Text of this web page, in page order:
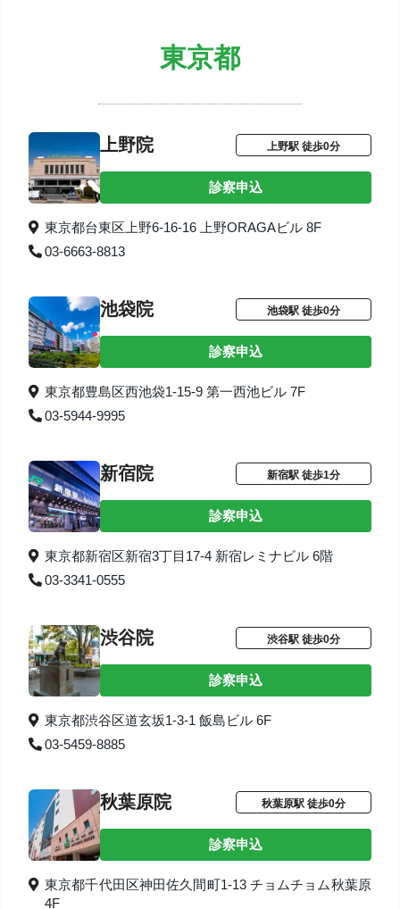
東京都
上野院 上野駅 徒歩0分
診察申込
東京都台東区上野6-16-16 上野ORAGAビル 8F
03-6663-8813
池袋院 池袋駅 徒歩0分
診察申込
東京都豊島区西池袋1-15-9 第一西池ビル 7F
03-5944-9995
新宿院 新宿駅 徒歩1分
診察申込
東京都新宿区新宿3丁目17-4 新宿レミナビル 6階
03-3341-0555
渋谷院 渋谷駅 徒歩0分
診察申込
東京都渋谷区道玄坂1-3-1 飯島ビル 6F
03-5459-8885
秋葉原院 秋葉原駅 徒歩0分
診察申込
東京都千代田区神田佐久間町1-13 チョムチョム秋葉原
4F